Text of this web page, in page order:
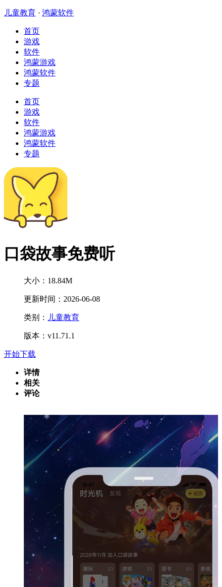
儿童教育 · 鸿蒙软件
首页
游戏
软件
鸿蒙游戏
鸿蒙软件
专题
首页
游戏
软件
鸿蒙游戏
鸿蒙软件
专题
口袋故事免费听
大小：18.84M
更新时间：2026-06-08
类别： 儿童教育
版本：v11.71.1
开始下载
详情
相关
评论